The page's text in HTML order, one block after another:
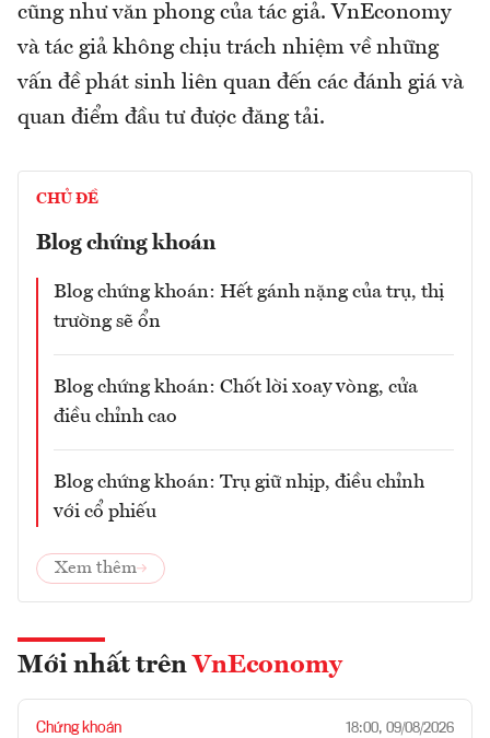
cũng như văn phong của tác giả. VnEconomy
và tác giả không chịu trách nhiệm về những
vấn đề phát sinh liên quan đến các đánh giá và
quan điểm đầu tư được đăng tải.
CHỦ ĐỀ
Blog chứng khoán
Blog chứng khoán: Hết gánh nặng của trụ, thị
trường sẽ ổn
Blog chứng khoán: Chốt lời xoay vòng, cửa
điều chỉnh cao
Blog chứng khoán: Trụ giữ nhịp, điều chỉnh
với cổ phiếu
Xem thêm
Mới nhất trên VnEconomy
Chứng khoán 18:00, 09/08/2026